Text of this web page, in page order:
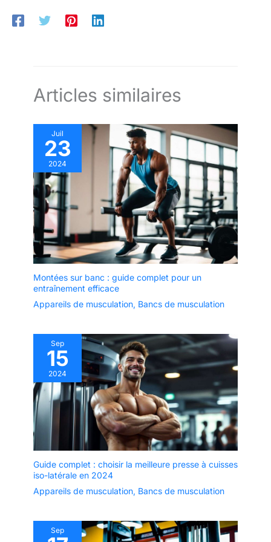
Articles similaires
Juil
23
2024
Montées sur banc : guide complet pour un
entraînement efficace
Appareils de musculation, Bancs de musculation
Sep
15
2024
Guide complet : choisir la meilleure presse à cuisses
iso-latérale en 2024
Appareils de musculation, Bancs de musculation
Sep